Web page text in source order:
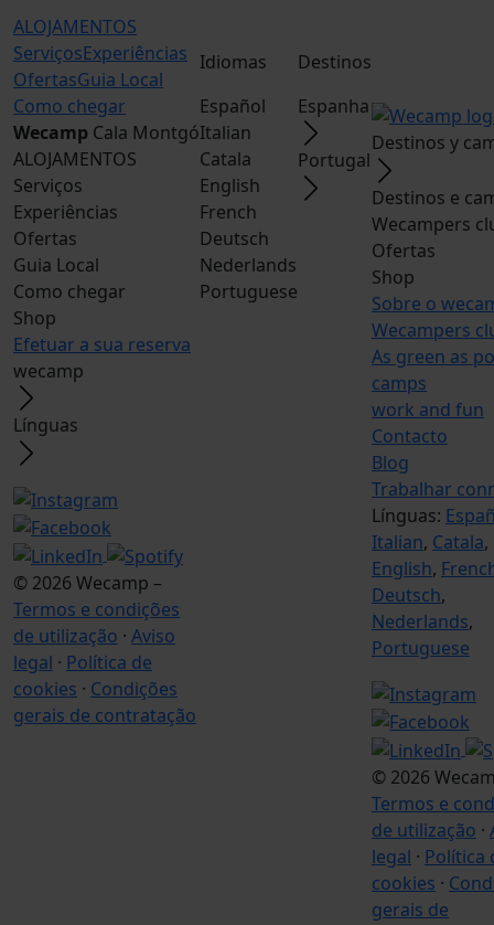
ALOJAMENTOS
ServiçosExperiências
OfertasGuia Local
Como chegar
Wecamp Cala Montgó
ALOJAMENTOS
Serviços
Experiências
Ofertas
Guia Local
Como chegar
Shop
Efetuar a sua reserva
wecamp
Línguas
© 2026 Wecamp –
Termos e condições
de utilização · Aviso
legal · Política de
cookies · Condições
gerais de contratação
Idiomas
Español
Italian
Catala
English
French
Deutsch
Nederlands
Portuguese
Destinos
Espanha
Portugal
Destinos y
Destinos e
Wecampers
Ofertas
Shop
Sobre o
Wecampers
As green as
camps
work and fun
Contacto
Blog
Trabalhar
Línguas:
Italian, Catala,
English,
Deutsch,
Nederlands,
Portuguese
© 2026
Termos e
de utilização ·
legal · Política
cookies ·
gerais de